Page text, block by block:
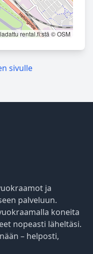
rental.fi:stä © OSM
sivulle
ja
palveluun.
koneita
nopeasti läheltäsi.
– helposti,